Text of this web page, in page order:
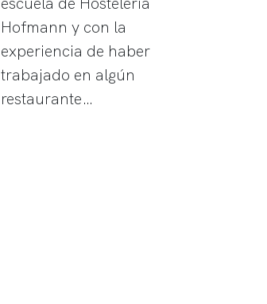
Hofmann y con la
experiencia de haber
trabajado en algún
restaurante…